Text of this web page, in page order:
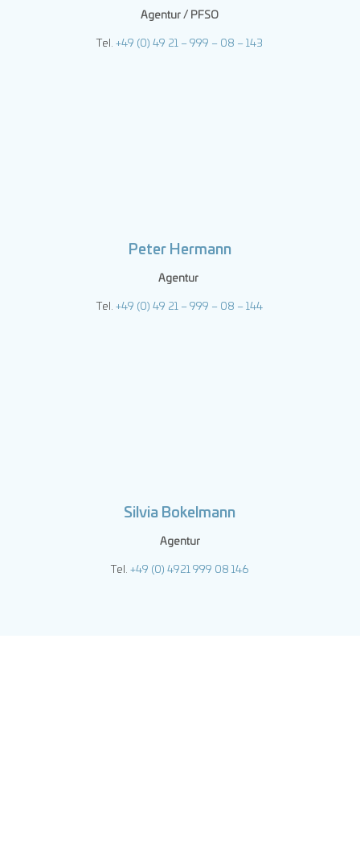
Agentur / PFSO
Tel.+49 (0) 49 21 – 999 – 08 – 143
Peter Hermann
Agentur
Tel.+49 (0) 49 21 – 999 – 08 – 144
Silvia Bokelmann
Agentur
Tel.+49 (0) 4921 999 08 146